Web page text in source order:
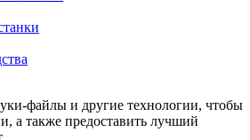
файлы и другие технологии, чтобы
а также предоставить лучший